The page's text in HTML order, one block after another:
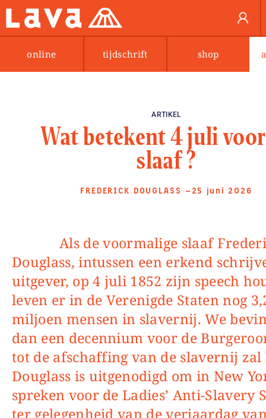
online tijdschrift shop
ARTIKEL
Wat betekent 4 juli
slaaf ?
FREDERICK DOUGLASS —25 juni 2026
Als de voormalige slaaf Frederick
Douglass, intussen een erkend
uitgever, op 4 juli 1852 zijn speech
leven er in de Verenigde Staten nog
miljoen mensen in slavernij. We
dan een decennium voor de
tot de afschaffing van de slavernij zal
Douglass is uitgenodigd om in New
spreken voor de Ladies’ Anti-Slavery
ter gelegenheid van de verjaardag